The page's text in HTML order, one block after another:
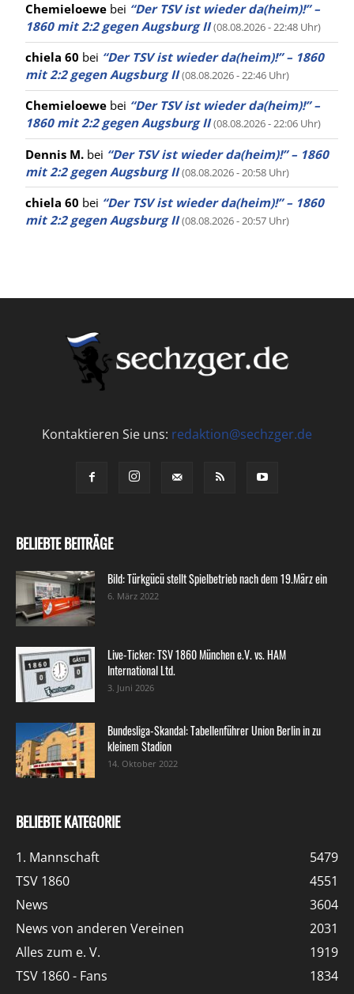
Chemieloewe bei “Der TSV ist wieder da(heim)!” –
1860 mit 2:2 gegen Augsburg II (08.08.2026 - 22:48 Uhr)
chiela 60 bei “Der TSV ist wieder da(heim)!” – 1860
mit 2:2 gegen Augsburg II (08.08.2026 - 22:46 Uhr)
Chemieloewe bei “Der TSV ist wieder da(heim)!” –
1860 mit 2:2 gegen Augsburg II (08.08.2026 - 22:06 Uhr)
Dennis M. bei “Der TSV ist wieder da(heim)!” – 1860
mit 2:2 gegen Augsburg II (08.08.2026 - 20:58 Uhr)
chiela 60 bei “Der TSV ist wieder da(heim)!” – 1860
mit 2:2 gegen Augsburg II (08.08.2026 - 20:57 Uhr)
Kontaktieren Sie uns: redaktion@sechzger.de
BELIEBTE BEITRÄGE
Bild: Türkgücü stellt Spielbetrieb nach dem 19.März ein
6. März 2022
Live-Ticker: TSV 1860 München e.V. vs. HAM
International Ltd.
3. Juni 2026
Bundesliga-Skandal: Tabellenführer Union Berlin in zu
kleinem Stadion
14. Oktober 2022
BELIEBTE KATEGORIE
1. Mannschaft
5479
TSV 1860
4551
News
3604
News von anderen Vereinen
2031
Alles zum e. V.
1919
TSV 1860 - Fans
1834